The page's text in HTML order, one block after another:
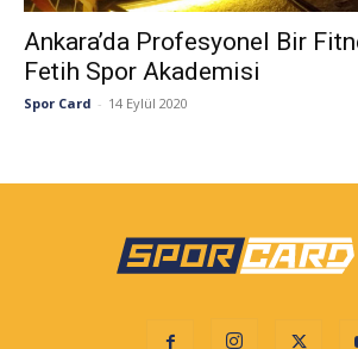
Ankara’da Profesyonel Bir
Fetih Spor Akademisi
Spor Card - 14 Eylül 2020